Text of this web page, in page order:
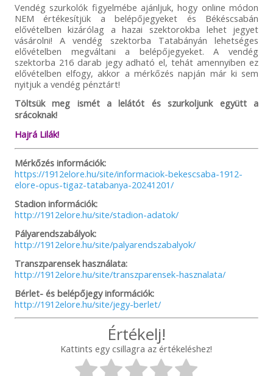
Vendég szurkolók figyelmébe ajánljuk, hogy online módon
NEM értékesítjük a belépőjegyeket és Békéscsabán
elővételben kizárólag a hazai szektorokba lehet jegyet
vásárolni! A vendég szektorba Tatabányán lehetséges
elővételben megváltani a belépőjegyeket. A vendég
szektorba 216 darab jegy adható el, tehát amennyiben ez
elővételben elfogy, akkor a mérkőzés napján már ki sem
nyitjuk a vendég pénztárt!
Töltsük meg ismét a lelátót és szurkoljunk együtt a
srácoknak!
Hajrá Lilák!
Mérkőzés információk:
https://1912elore.hu/site/informaciok-bekescsaba-1912-
elore-opus-tigaz-tatabanya-20241201/
Stadion információk:
http://1912elore.hu/site/stadion-adatok/
Pályarendszabályok:
http://1912elore.hu/site/palyarendszabalyok/
Transzparensek használata:
http://1912elore.hu/site/transzparensek-hasznalata/
Bérlet- és belépőjegy információk:
http://1912elore.hu/site/jegy-berlet/
Értékelj!
Kattints egy csillagra az értékeléshez!